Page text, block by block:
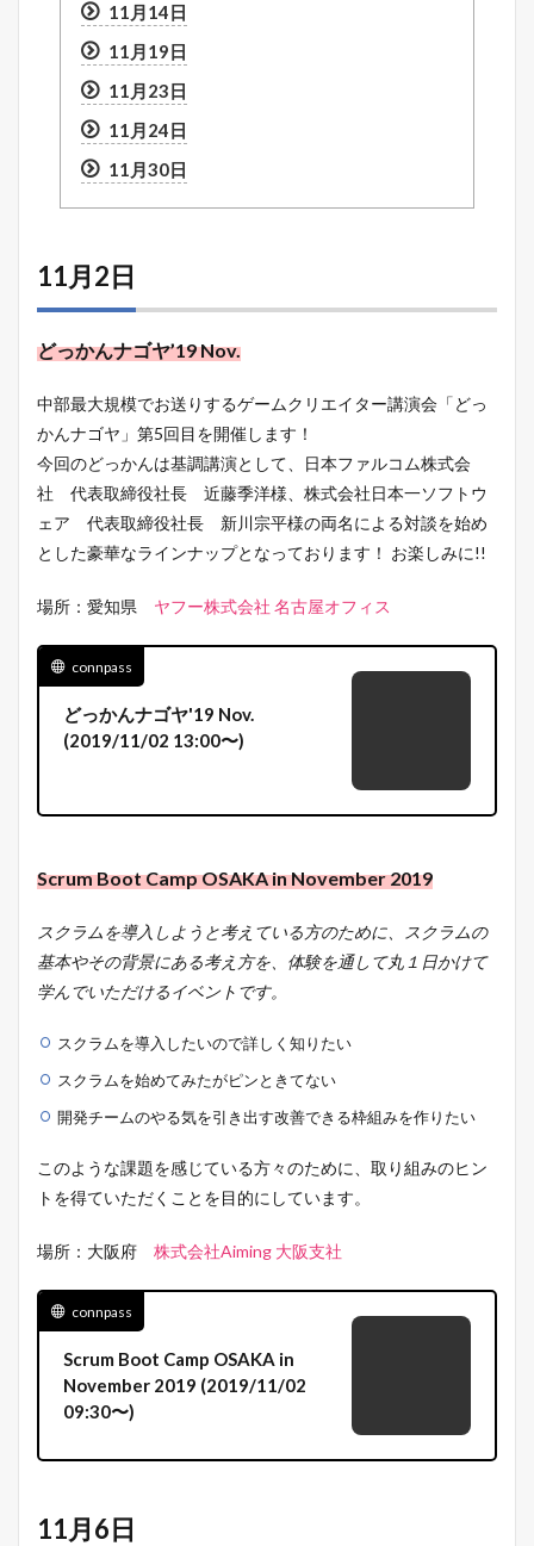
11月14日
11月19日
11月23日
11月24日
11月30日
11月2日
どっかんナゴヤ’19 Nov.
中部最大規模でお送りするゲームクリエイター講演会「どっ
かんナゴヤ」第5回目を開催します！
今回のどっかんは基調講演として、日本ファルコム株式会
社 代表取締役社長 近藤季洋様、株式会社日本一ソフトウ
ェア 代表取締役社長 新川宗平様の両名による対談を始め
とした豪華なラインナップとなっております！ お楽しみに!!
場所：愛知県 ヤフー株式会社 名古屋オフィス
connpass
どっかんナゴヤ'19 Nov.
(2019/11/02 13:00〜)
Scrum Boot Camp OSAKA in November 2019
スクラムを導入しようと考えている方のために、スクラムの
基本やその背景にある考え方を、体験を通して丸１日かけて
学んでいただけるイベントです。
スクラムを導入したいので詳しく知りたい
スクラムを始めてみたがピンときてない
開発チームのやる気を引き出す改善できる枠組みを作りたい
このような課題を感じている方々のために、取り組みのヒン
トを得ていただくことを目的にしています。
場所：大阪府 株式会社Aiming 大阪支社
connpass
Scrum Boot Camp OSAKA in
November 2019 (2019/11/02
09:30〜)
11月6日